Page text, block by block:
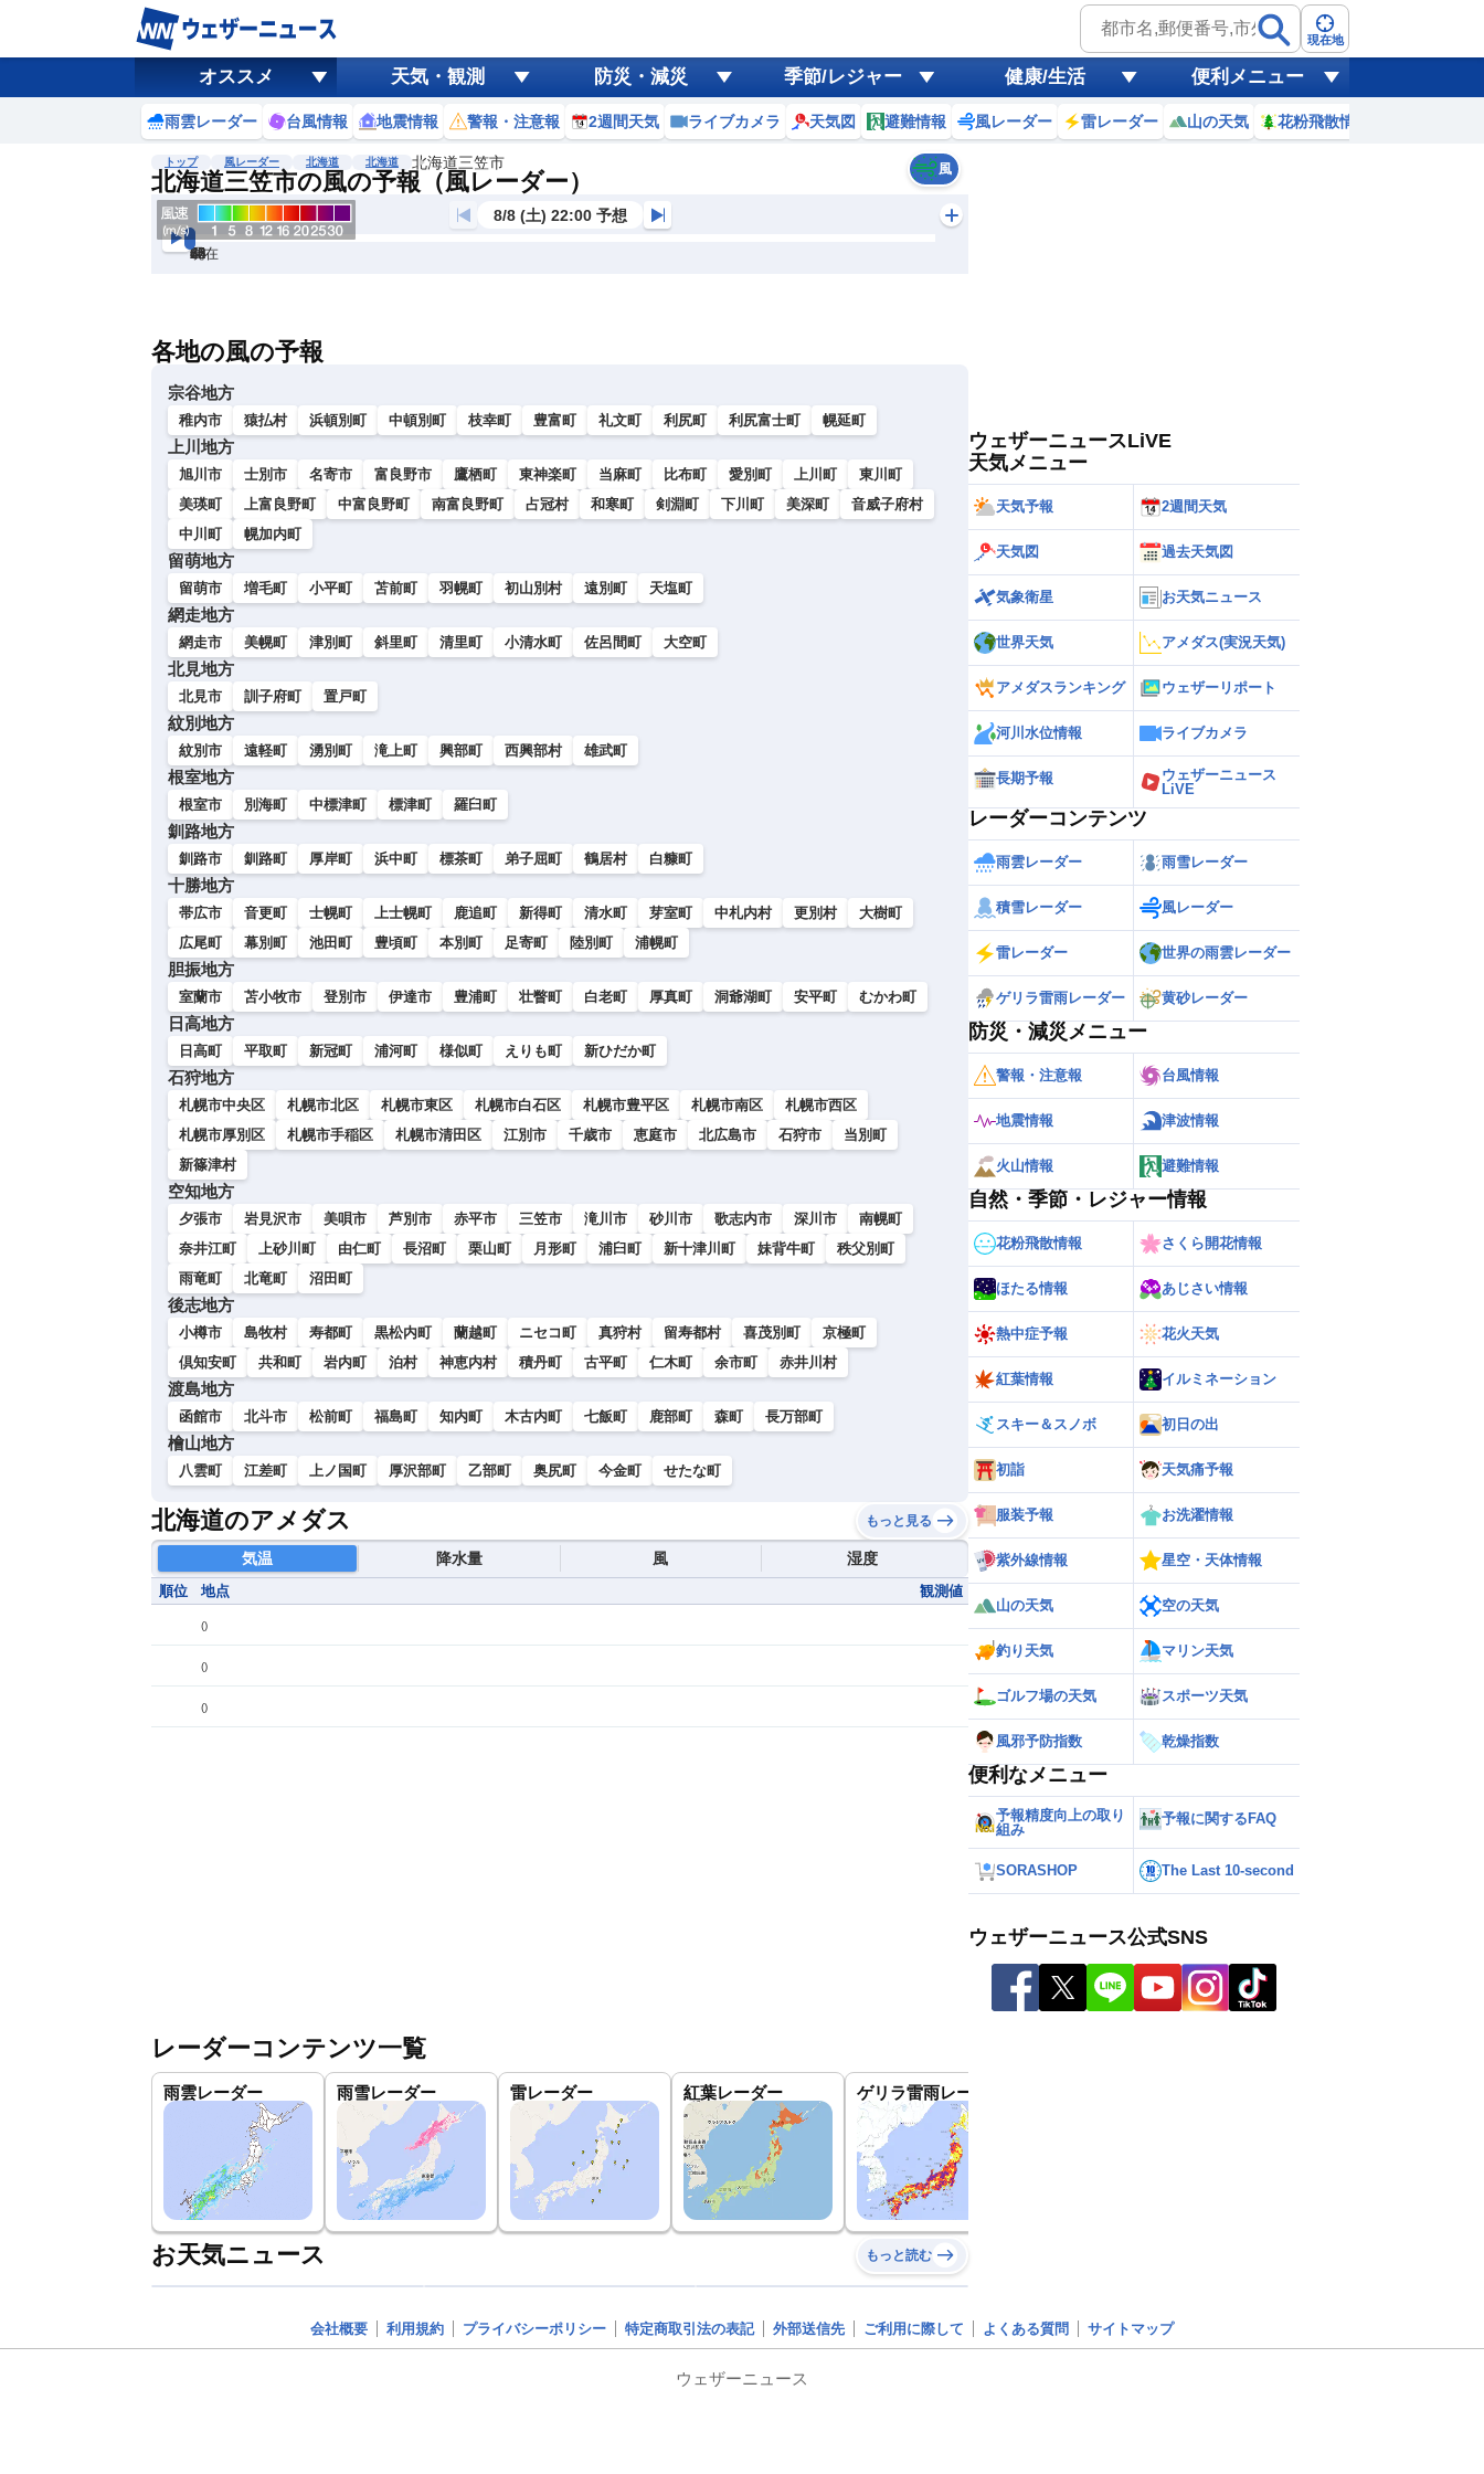
現在地
オススメ 天気・観測 防災・減災 季節/レジャー 健康/生活 便利メニュー
雨雲レーダー 台風情報 地震情報 警報・注意報 2週間天気 ライブカメラ 天気図 避難情報 風レーダー 雷レーダー 山の天気 花粉飛散情報
トップ 風レーダー 北海道 北海道 北海道三笠市
北海道三笠市の風の予報（風レーダー） 風
風
黄砂
天気 台風
8/8 (土) 22:00 予想
現在
6h
12
24
36
48
60
72
各地の風の予報
宗谷地方
稚内市 猿払村 浜頓別町 中頓別町 枝幸町 豊富町 礼文町 利尻町 利尻富士町 幌延町
上川地方
旭川市 士別市 名寄市 富良野市 鷹栖町 東神楽町 当麻町 比布町 愛別町 上川町
東川町
美瑛町
上富良野町 中富良野町 南富良野町 占冠村 和寒町 剣淵町 下川町 美深町
音威子府村
中川町
幌加内町
留萌地方
留萌市 増毛町 小平町 苫前町 羽幌町 初山別村 遠別町 天塩町
網走地方
網走市 美幌町 津別町 斜里町 清里町 小清水町 佐呂間町 大空町
北見地方
北見市 訓子府町 置戸町
紋別地方
紋別市 遠軽町 湧別町 滝上町 興部町 西興部村 雄武町
根室地方
根室市 別海町 中標津町 標津町 羅臼町
釧路地方
釧路市 釧路町 厚岸町 浜中町 標茶町 弟子屈町 鶴居村 白糠町
十勝地方
帯広市 音更町 士幌町 上士幌町 鹿追町 新得町 清水町 芽室町 中札内村 更別村
大樹町
広尾町
幕別町 池田町 豊頃町 本別町 足寄町 陸別町 浦幌町
胆振地方
室蘭市 苫小牧市 登別市 伊達市 豊浦町 壮瞥町 白老町 厚真町 洞爺湖町 安平町 むかわ町
日高地方
日高町 平取町 新冠町 浦河町 様似町 えりも町 新ひだか町
石狩地方
札幌市中央区 札幌市北区 札幌市東区 札幌市白石区 札幌市豊平区 札幌市南区
札幌市西区
札幌市厚別区
札幌市手稲区 札幌市清田区 江別市 千歳市 恵庭市 北広島市 石狩市
当別町
新篠津村
空知地方
夕張市 岩見沢市 美唄市 芦別市 赤平市 三笠市 滝川市 砂川市 歌志内市 深川市
南幌町
奈井江町
上砂川町 由仁町 長沼町 栗山町 月形町 浦臼町 新十津川町 妹背牛町
秩父別町
雨竜町
北竜町 沼田町
後志地方
小樽市 島牧村 寿都町 黒松内町 蘭越町 ニセコ町 真狩村 留寿都村 喜茂別町
京極町
倶知安町
共和町 岩内町 泊村 神恵内村 積丹町 古平町 仁木町 余市町 赤井川村
渡島地方
函館市 北斗市 松前町 福島町 知内町 木古内町 七飯町 鹿部町 森町 長万部町
檜山地方
八雲町 江差町 上ノ国町 厚沢部町 乙部町 奥尻町 今金町 せたな町
北海道のアメダス もっと見る
気温 降水量 風 湿度
順位 地点 観測値
()
()
()
レーダーコンテンツ一覧
雨雲レーダー 雨雪レーダー 雷レーダー 紅葉レーダー ゲリラ雷雨レーダー
お天気ニュース もっと読む
ウェザーニュースLiVE
天気メニュー
天気予報 2週間天気
天気図 過去天気図
気象衛星 お天気ニュース
世界天気 アメダス(実況天気)
アメダスランキング ウェザーリポート
河川水位情報 ライブカメラ
長期予報
ウェザーニュース
LiVE
レーダーコンテンツ
雨雲レーダー 雨雪レーダー
積雪レーダー 風レーダー
雷レーダー 世界の雨雲レーダー
ゲリラ雷雨レーダー 黄砂レーダー
防災・減災メニュー
警報・注意報 台風情報
地震情報 津波情報
火山情報 避難情報
自然・季節・レジャー情報
花粉飛散情報 さくら開花情報
ほたる情報 あじさい情報
熱中症予報 花火天気
紅葉情報 イルミネーション
スキー＆スノボ 初日の出
初詣 天気痛予報
服装予報 お洗濯情報
紫外線情報 星空・天体情報
山の天気 空の天気
釣り天気 マリン天気
ゴルフ場の天気 スポーツ天気
風邪予防指数 乾燥指数
便利なメニュー
予報精度向上の取り
組み
予報に関するFAQ
SORASHOP The Last 10-second
ウェザーニュース公式SNS
会社概要 利用規約 プライバシーポリシー 特定商取引法の表記 外部送信先 ご利用に際して よくある質問 サイトマップ
ウェザーニュース